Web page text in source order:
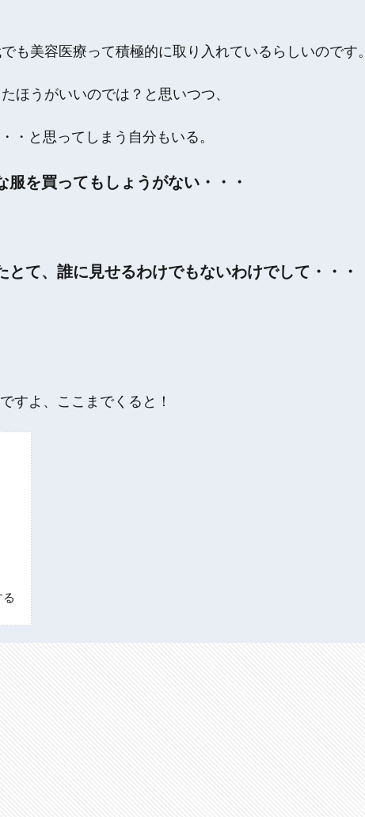
も美容医療って積極的に取り入れているらしいのです。
ほうがいいのでは？と思いつつ、
・と思ってしまう自分もいる。
を買ってもしょうがない・・・
て、誰に見せるわけでもないわけでして・・・
すよ、ここまでくると！